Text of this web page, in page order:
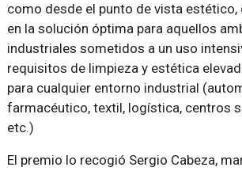
como desde el punto de vista estético,
en la solución óptima para aquellos
industriales sometidos a un uso
requisitos de limpieza y estética
para cualquier entorno industrial
farmacéutico, textil, logística, centros
etc.)
El premio lo recogió Sergio Cabeza,